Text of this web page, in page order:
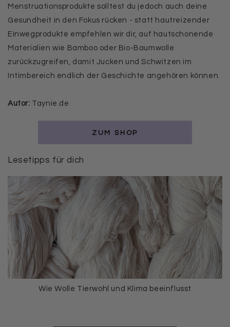
Menstruationsprodukte solltest du jedoch auch deine
Gesundheit in den Fokus rücken - statt hautreizender
Einwegprodukte empfehlen wir dir, auf hautschonende
Materialien wie Bamboo oder Bio-Baumwolle
zurückzugreifen, damit Jucken und Schwitzen im
Intimbereich endlich der Geschichte angehören können.
Autor: Taynie.de
ZUM SHOP
Lesetipps für dich
Wie Wolle Tierwohl und Klima beeinflusst